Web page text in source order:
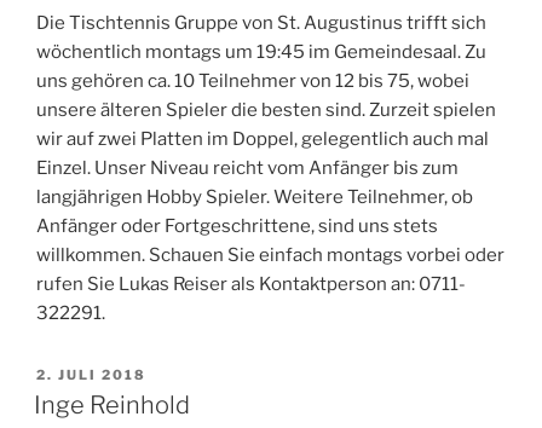
Die Tischtennis Gruppe von St. Augustinus trifft sich
wöchentlich montags um 19:45 im Gemeindesaal. Zu
uns gehören ca. 10 Teilnehmer von 12 bis 75, wobei
unsere älteren Spieler die besten sind. Zurzeit spielen
wir auf zwei Platten im Doppel, gelegentlich auch mal
Einzel. Unser Niveau reicht vom Anfänger bis zum
langjährigen Hobby Spieler. Weitere Teilnehmer, ob
Anfänger oder Fortgeschrittene, sind uns stets
willkommen. Schauen Sie einfach montags vorbei oder
rufen Sie Lukas Reiser als Kontaktperson an: 0711-
322291.
VERÖFFENTLICHT
AM
2. JULI 2018
Inge Reinhold